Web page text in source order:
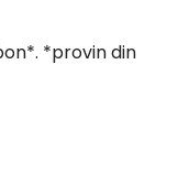
*provin din